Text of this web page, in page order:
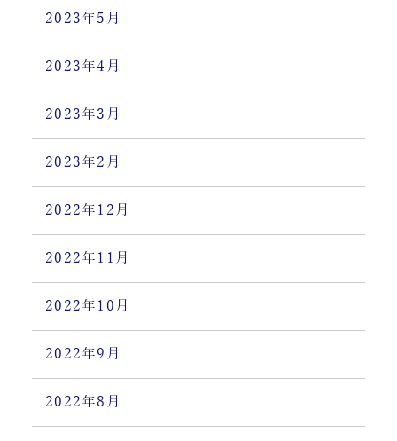
2023年5月
2023年4月
2023年3月
2023年2月
2022年12月
2022年11月
2022年10月
2022年9月
2022年8月